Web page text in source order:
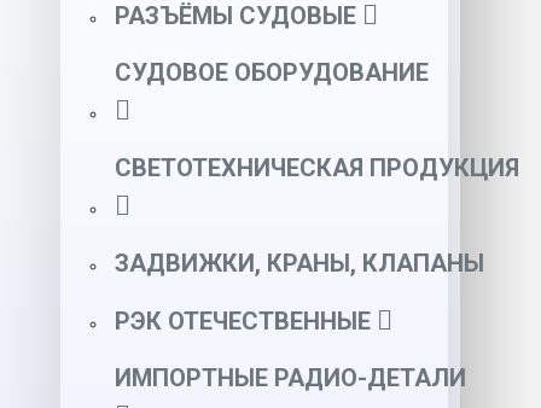
РАЗЪЁМЫ СУДОВЫЕ
СУДОВОЕ ОБОРУДОВАНИЕ
СВЕТОТЕХНИЧЕСКАЯ ПРОДУКЦИЯ
ЗАДВИЖКИ, КРАНЫ, КЛАПАНЫ
РЭК ОТЕЧЕСТВЕННЫЕ
ИМПОРТНЫЕ РАДИО-ДЕТАЛИ